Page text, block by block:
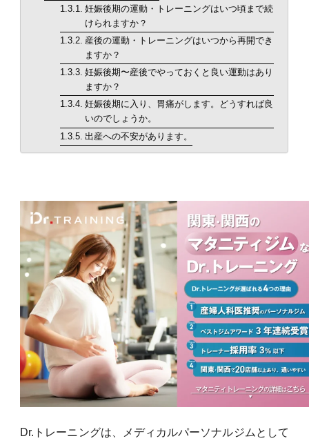
妊娠後期の運動・トレーニングはいつ頃まで続
けられますか？
産後の運動・トレーニングはいつから再開でき
ますか？
妊娠後期〜産後でやっておくと良い運動はあり
ますか？
妊娠後期に入り、胃痛がします。どうすれば良
いのでしょうか。
出産への不安があります。
Dr.トレーニングは、メディカルパーソナルジムとして
新着
new
TOPへ